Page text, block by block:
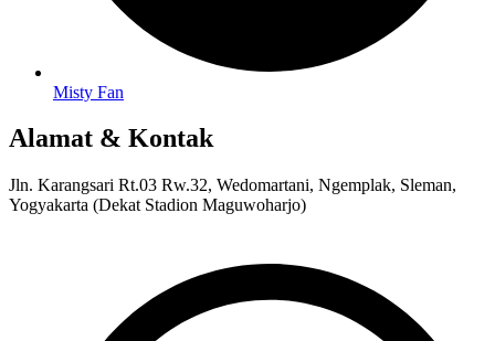
Misty Fan
Alamat & Kontak
Jln. Karangsari Rt.03 Rw.32, Wedomartani, Ngemplak, Sleman,
Yogyakarta (Dekat Stadion Maguwoharjo)